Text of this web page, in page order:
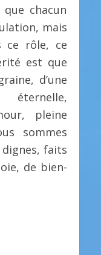
chacun
mais
ce rôle, ce
est que
d’une
pleine
sommes
faits
de bien-